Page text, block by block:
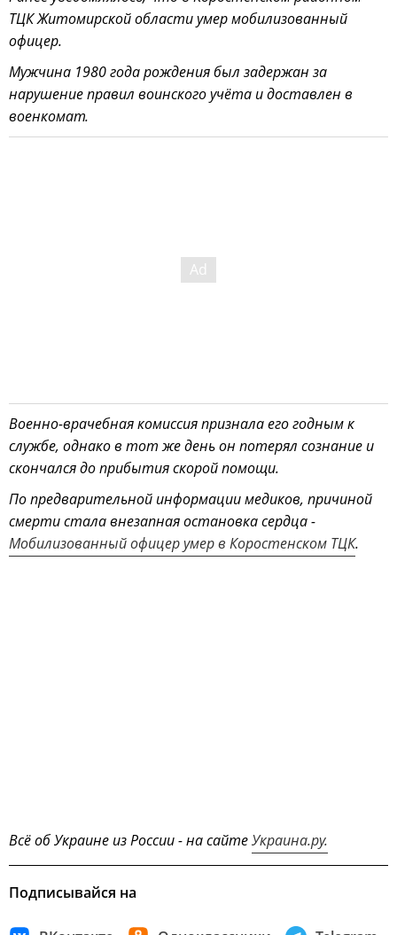
ТЦК Житомирской области умер мобилизованный
офицер.
Мужчина 1980 года рождения был задержан за
нарушение правил воинского учёта и доставлен в
военкомат.
Военно-врачебная комиссия признала его годным к
службе, однако в тот же день он потерял сознание и
скончался до прибытия скорой помощи.
По предварительной информации медиков, причиной
смерти стала внезапная остановка сердца -
Мобилизованный офицер умер в Коростенском ТЦК.
Всё об Украине из России - на сайтеУкраина.ру.
Подписывайся на